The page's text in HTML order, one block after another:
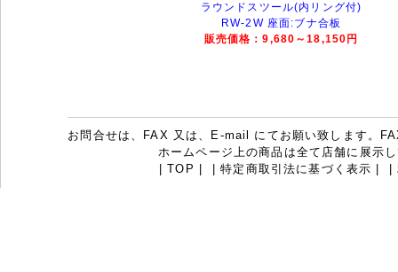
ラウンドスツール(内リング付)
RW-2W 座面:ブナ合板
販売価格：9,680～18,150円
お問合せは、FAX 又は、E-mail にてお願い致します。
ホームページ上の商品は全て店舗に展示
|TOP |特定商取引法に基づく表示 |